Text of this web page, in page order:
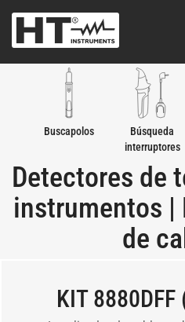
Buscapolos
Búsqueda
interruptores
Detectores de
instrumentos |
de
KIT